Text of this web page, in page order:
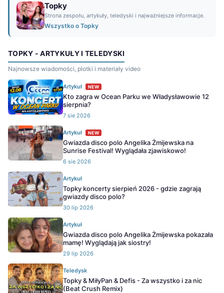
Topky
Strona zespołu, artykuły, teledyski i najważniejsze informacje.
Wszystko o Topky
TOPKY - ARTYKUŁY I TELEDYSKI
Najnowsze wiadomości, plotki i materiały video
Artykuł NEW
Kto zagra w Ocean Parku we Władysławowie 12
sierpnia?
7 sie 2026
Artykuł NEW
Gwiazda disco polo Angelika Żmijewska na
Sunrise Festival! Wyglądała zjawiskowo!
6 sie 2026
Artykuł
Topky koncerty sierpień 2026 - gdzie zagrają
gwiazdy disco polo?
30 lip 2026
Artykuł
Gwiazda disco polo Angelika Żmijewska pokazała
mamę! Wyglądają jak siostry!
29 lip 2026
Teledysk
Topky & MiłyPan & Defis - Za wszystko i za nic
(Beat Crush Remix)